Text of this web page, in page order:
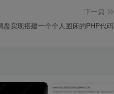
下一篇
盘实现搭建一个个人图床的PHP代码